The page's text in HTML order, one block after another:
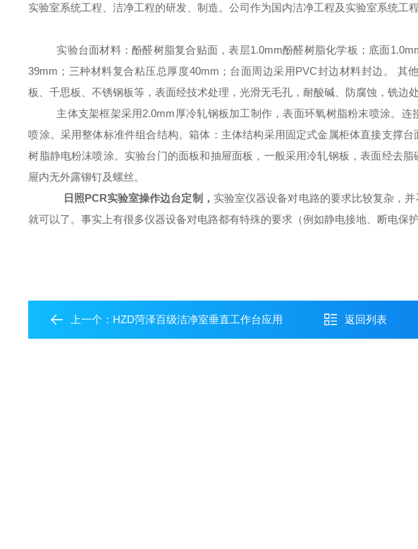
实验室系统工程、洁净工程的研发、制造。公司作为国内洁净工程及实验室系统工
实验台面材料：酚醛树脂复合贴面，表层1.0mm酚醛树脂化学板；底面
39mm；三种材料复合粘压总厚度40mm；台面周边采用PVC封边材料封边。
其
板、千思板、不锈钢板等，表面经技术处理，光滑无毛孔，耐酸碱、防腐蚀，铣边
主体支架框架采用2.0mm厚冷轧钢板加工制作，表面环氧树脂粉末喷涂。
喷涂。采用整体标准件组合结构。箱体：主体结构采用固定式金属柜体直接支撑
树脂静电粉沫喷涂。实验台门的面板和抽屉面板， 一般采用冷轧钢板，表面经去
屉内无外露铆钉及螺丝。
日照PCR实验室操作边台定制， 实验室仪器设备对电路的要求比较复杂，
就可以了。事实上有很多仪器设备对电路都有特殊的要求（例如静电接地、断电保
上一个： HZD菏泽百级洁净室垂直工作台应用 返回列表